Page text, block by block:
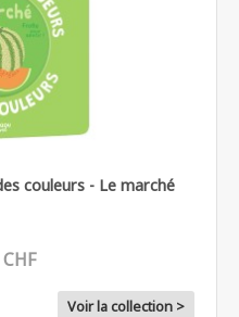
couleurs - Le marché
Voir la collection >